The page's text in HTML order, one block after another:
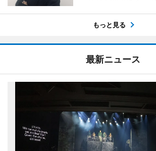
もっと見る
最新ニュース